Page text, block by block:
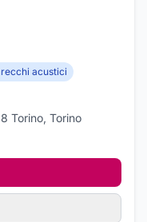
acustici
Torino, Torino